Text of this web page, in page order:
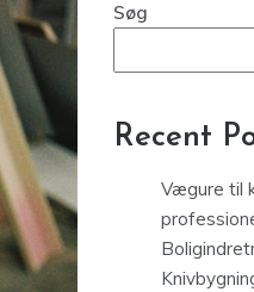
Søg
Recent
Vægure til